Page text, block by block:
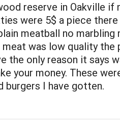
reserve in Oakville if
were 5$ a piece
meatball no marbling
was low quality the
the only reason it says
your money. These
I have gotten.